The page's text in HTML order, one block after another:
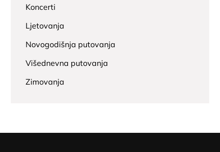
Koncerti
Ljetovanja
Novogodišnja putovanja
Višednevna putovanja
Zimovanja